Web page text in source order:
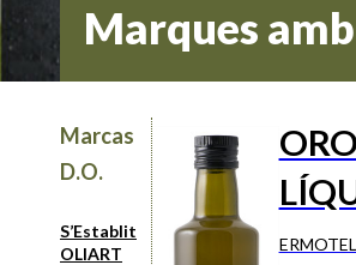
Marques
Marcas
D.O.
S’Establit
OLIART
ORO